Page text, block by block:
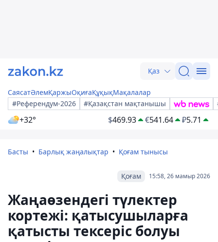
Қаз
СаясатӘлемҚаржыОқиғаҚұқықМақалалар
#Референдум-2026
#Қазақстан мақтанышы
+32° $469.93 €541.64 ₽5.71
Басты Барлық жаңалықтар Қоғам тынысы
15:58, 26 мамыр 2026
Қоғам
Жаңаөзендегі түлектер
кортежі: қатысушыларға
қатысты тексеріс болуы